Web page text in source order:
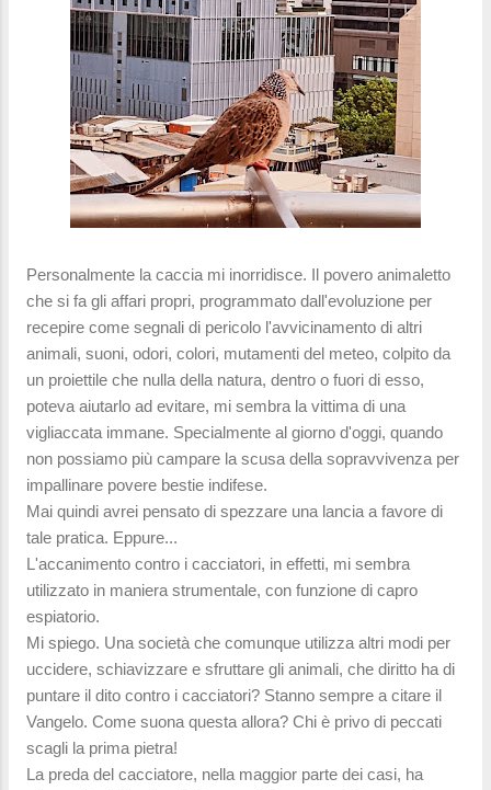
Personalmente la caccia mi inorridisce. Il povero animaletto
che si fa gli affari propri, programmato dall'evoluzione per
recepire come segnali di pericolo l'avvicinamento di altri
animali, suoni, odori, colori, mutamenti del meteo, colpito da
un proiettile che nulla della natura, dentro o fuori di esso,
poteva aiutarlo ad evitare, mi sembra la vittima di una
vigliaccata immane. Specialmente al giorno d'oggi, quando
non possiamo più campare la scusa della sopravvivenza per
impallinare povere bestie indifese.
Mai quindi avrei pensato di spezzare una lancia a favore di
tale pratica. Eppure...
L'accanimento contro i cacciatori, in effetti, mi sembra
utilizzato in maniera strumentale, con funzione di capro
espiatorio.
Mi spiego. Una società che comunque utilizza altri modi per
uccidere, schiavizzare e sfruttare gli animali, che diritto ha di
puntare il dito contro i cacciatori? Stanno sempre a citare il
Vangelo. Come suona questa allora? Chi è privo di peccati
scagli la prima pietra!
La preda del cacciatore, nella maggior parte dei casi, ha